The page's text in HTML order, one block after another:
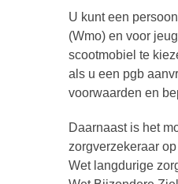
U kunt een
(Wmo) en voor
scootmobiel te
als u een pgb
voorwaarden en
Daarnaast is het
zorgverzekeraar
Wet langdurige